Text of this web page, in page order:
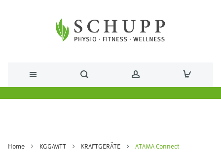
Home KGG/MTT KRAFTGERÄTE ATAMA Connect